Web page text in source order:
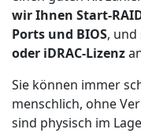
wir Ihnen Start-
Ports und BIOS,
oder iDRAC-Lizenz
Sie können immer
menschlich, ohne
sind physisch im